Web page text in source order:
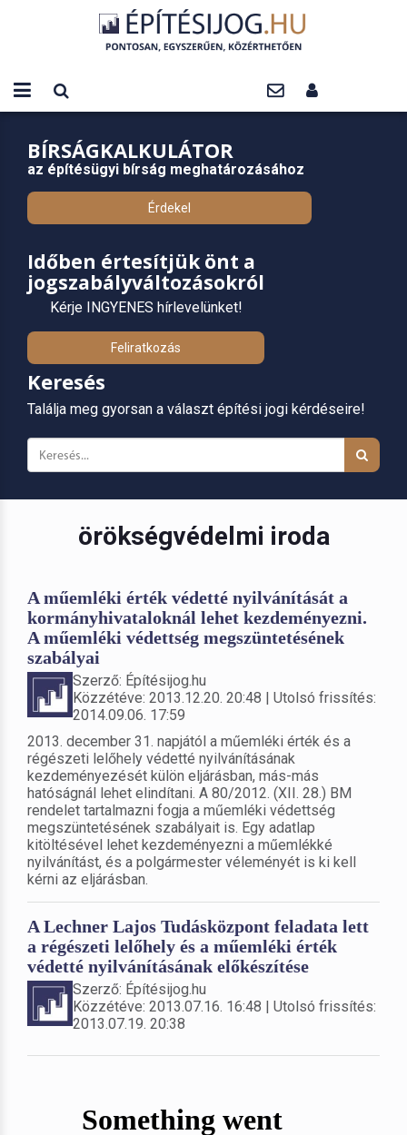
BÍRSÁGKALKULÁTOR
az építésügyi bírság meghatározásához
Érdekel
Időben értesítjük önt a
jogszabályváltozásokról
Kérje INGYENES hírlevelünket!
Feliratkozás
Keresés
Találja meg gyorsan a választ építési jogi kérdéseire!
örökségvédelmi iroda
A műemléki érték védetté nyilvánítását a
kormányhivataloknál lehet kezdeményezni.
A műemléki védettség megszüntetésének
szabályai
Szerző: Építésijog.hu
Közzétéve: 2013.12.20. 20:48 | Utolsó frissítés:
2014.09.06. 17:59
2013. december 31. napjától a műemléki érték és a
régészeti lelőhely védetté nyilvánításának
kezdeményezését külön eljárásban, más-más
hatóságnál lehet elindítani. A 80/2012. (XII. 28.) BM
rendelet tartalmazni fogja a műemléki védettség
megszüntetésének szabályait is. Egy adatlap
kitöltésével lehet kezdeményezni a műemlékké
nyilvánítást, és a polgármester véleményét is ki kell
kérni az eljárásban.
A Lechner Lajos Tudásközpont feladata lett
a régészeti lelőhely és a műemléki érték
védetté nyilvánításának előkészítése
Szerző: Építésijog.hu
Közzétéve: 2013.07.16. 16:48 | Utolsó frissítés:
2013.07.19. 20:38